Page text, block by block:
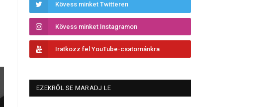
Kövess minket Twitteren
Kövess minket Instagramon
Iratkozz fel YouTube-csatornánkra
EZEKRŐL SE MARADJ LE